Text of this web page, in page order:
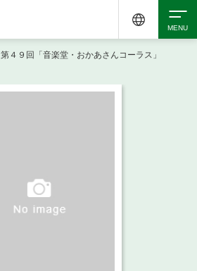
第４９回「音楽堂・おかあさんコーラス」